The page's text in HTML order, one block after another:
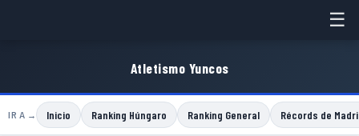
☰
Atletismo Yuncos
IR A → Inicio Ranking Húngaro Ranking General Récords de